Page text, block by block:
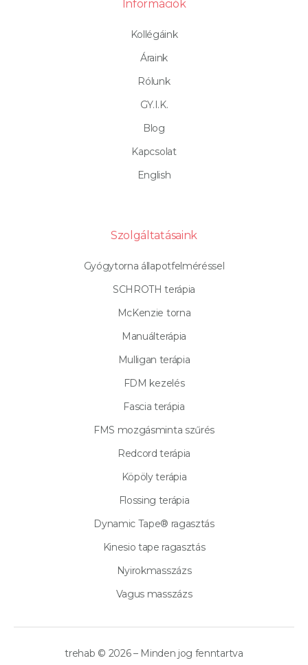
Információk
Kollégáink
Áraink
Rólunk
GY.I.K.
Blog
Kapcsolat
English
Szolgáltatásaink
Gyógytorna állapotfelméréssel
SCHROTH terápia
McKenzie torna
Manuálterápia
Mulligan terápia
FDM kezelés
Fascia terápia
FMS mozgásminta szűrés
Redcord terápia
Köpöly terápia
Flossing terápia
Dynamic Tape® ragasztás
Kinesio tape ragasztás
Nyirokmasszázs
Vagus masszázs
trehab © 2026 – Minden jog fenntartva